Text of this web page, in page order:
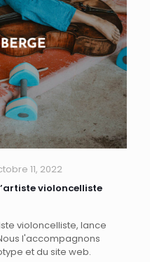
11, 2022
violoncelliste
violoncelliste, lance
l'accompagnons
et du site web.